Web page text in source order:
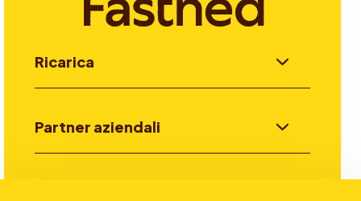
Ricarica
Partner aziendali